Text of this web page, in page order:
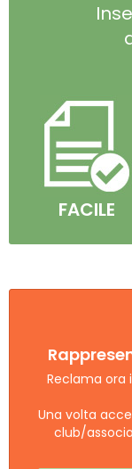
FACILE
Reclama ora
Una volta
club/